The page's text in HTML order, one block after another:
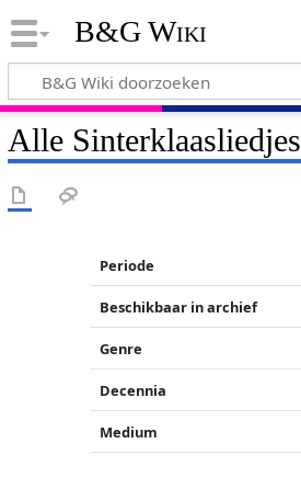
B&G Wiki
Alle Sinterklaasliedjes
Periode
Beschikbaar in archief
Genre
Decennia
Medium